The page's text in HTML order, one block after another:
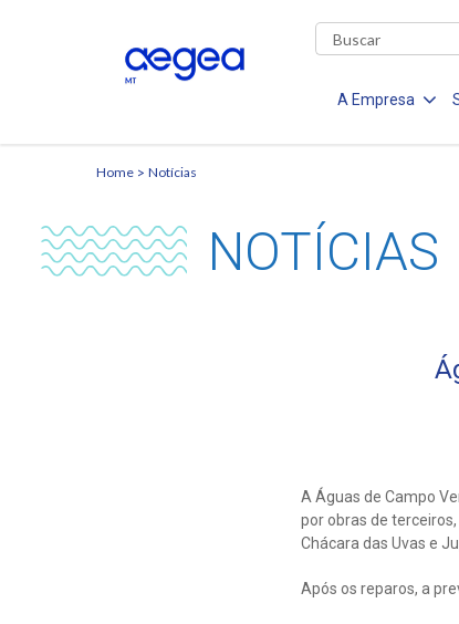
A Empresa
Home Notícias
NOTÍCIAS
A Águas de Campo
por obras de
Chácara das Uvas e
Após os reparos, a